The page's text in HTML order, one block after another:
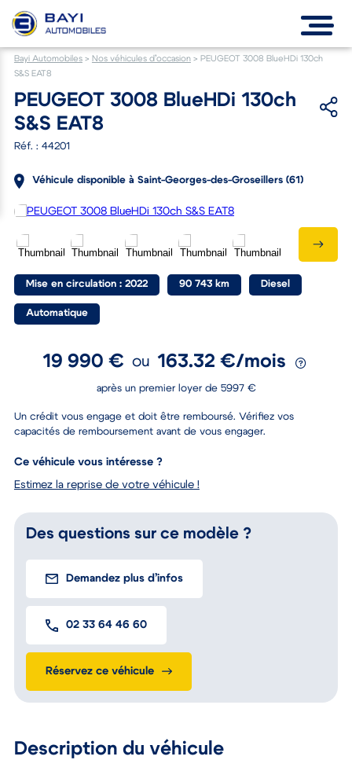
Bayi Automobiles> Nos véhicules d’occasion> PEUGEOT 3008 BlueHDi 130ch
S&S EAT8
Description du véhicule
PEUGEOT 3008 BlueHDi 130ch
S&S EAT8
Réf. : 44201
Véhicule disponible à Saint-Georges-des-Groseillers (61)
Mise en circulation : 2022 90 743 km Diesel
Automatique
19 990 € ou 163.32 €/mois
après un premier loyer de 5997 €
Un crédit vous engage et doit être remboursé. Vérifiez vos
capacités de remboursement avant de vous engager.
Ce véhicule vous intéresse ?
Estimez la reprise de votre véhicule !
Des questions sur ce modèle ?
Demandez plus d’infos
02 33 64 46 60
Réservez ce véhicule